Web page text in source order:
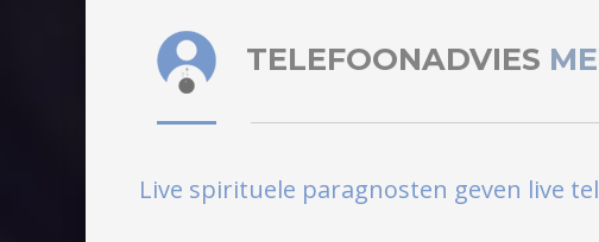
TELEFOONADVIES
Live spirituele paragnosten geven live